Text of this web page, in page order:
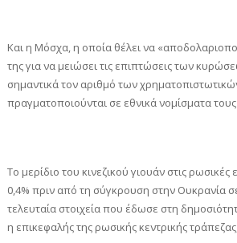
Και η Μόσχα, η οποία θέλει να
της για να μειώσει τις επιπτώσεις των
σημαντικά τον αριθμό των
πραγματοποιούνται σε εθνικά νομίσματα
Το μερίδιο του κινεζικού γιουάν στις
0,4% πριν από τη σύγκρουση στην Ουκρανία
τελευταία στοιχεία που έδωσε στη
η επικεφαλής της ρωσικής κεντρικής